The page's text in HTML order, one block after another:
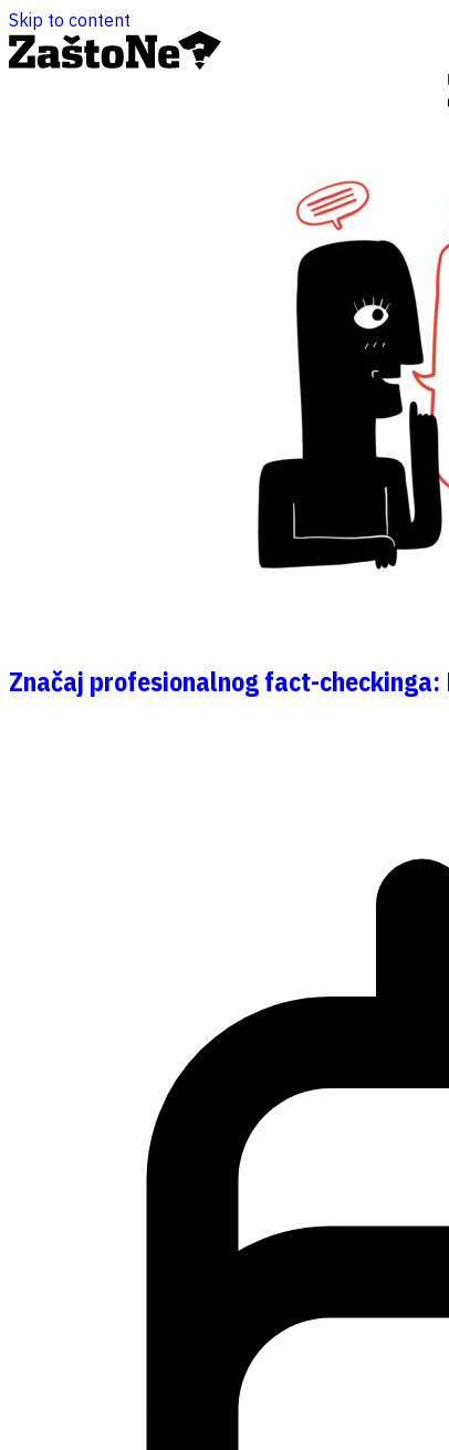
Skip to content
Značaj profesionalnog fact-checkinga: